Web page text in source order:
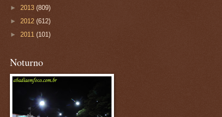
► 2013 (809)
► 2012 (612)
► 2011 (101)
Noturno